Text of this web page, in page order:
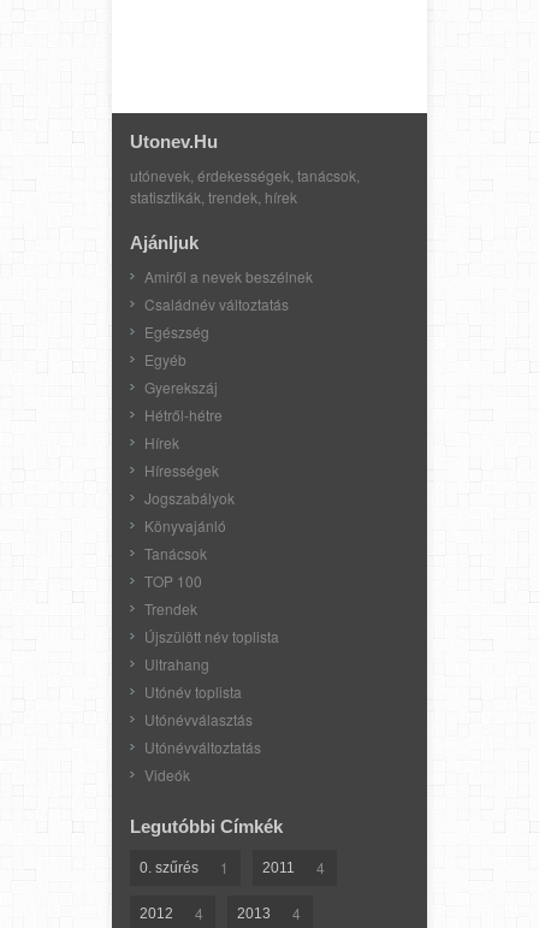
Utonev.hu
utónevek, érdekességek, tanácsok,
statisztikák, trendek, hírek
Ajánljuk
Amiről a nevek beszélnek
Családnév változtatás
Egészség
Egyéb
Gyerekszáj
Hétről-hétre
Hírek
Hírességek
Jogszabályok
Könyvajánló
Tanácsok
TOP 100
Trendek
Újszülött név toplista
Ultrahang
Utónév toplista
Utónévválasztás
Utónévváltoztatás
Videók
Legutóbbi Címkék
0. szűrés 1 2011 4
2012 4 2013 4